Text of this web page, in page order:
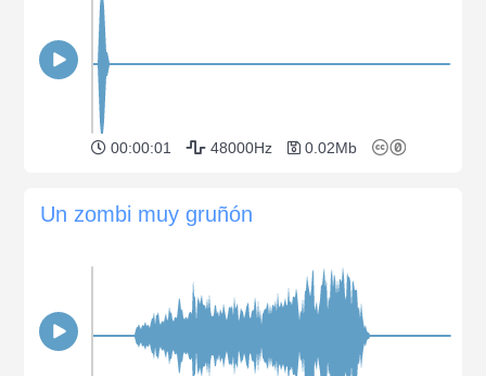
00:00:01 48000Hz 0.02Mb
Un zombi muy gruñón